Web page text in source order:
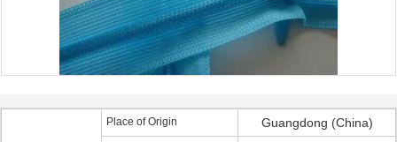
Place of Origin Guangdong (China)